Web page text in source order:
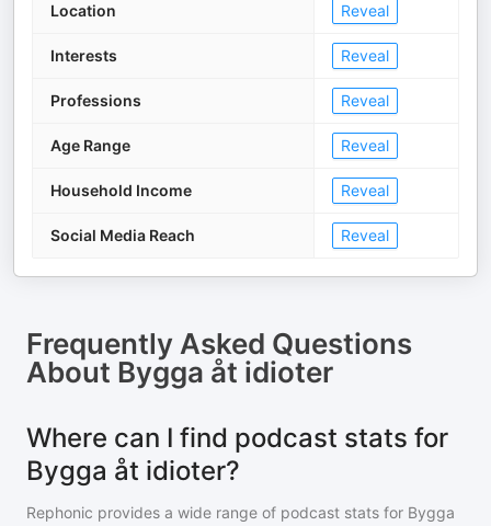
Location Reveal
Interests Reveal
Professions Reveal
Age Range Reveal
Household Income Reveal
Social Media Reach Reveal
Frequently Asked Questions
About Bygga åt idioter
Where can I find podcast stats for
Bygga åt idioter?
Rephonic provides a wide range of podcast stats for Bygga